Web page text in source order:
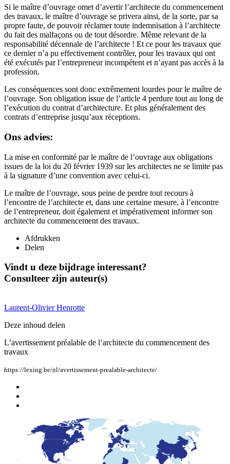
Si le maître d’ouvrage omet d’avertir l’architecte du commencement
des travaux, le maître d’ouvrage se privera ainsi, de la sorte, par sa
propre faute, de pouvoir réclamer toute indemnisation à l’architecte
du fait des malfaçons ou de tout désordre. Même relevant de la
responsabilité décennale de l’architecte ! Et ce pour les travaux que
ce dernier n’a pu effectivement contrôler, pour les travaux qui ont
été exécutés par l’entrepreneur incompétent et n’ayant pas accès à la
profession.
Les conséquences sont donc extrêmement lourdes pour le maître de
l’ouvrage. Son obligation issue de l’article 4 perdure tout au long de
l’exécution du contrat d’architecture. Et plus généralement des
contrats d’entreprise jusqu’aux réceptions.
Ons advies:
La mise en conformité par le maître de l’ouvrage aux obligations
issues de la loi du 20 février 1939 sur les architectes ne se limite pas
à la signature d’une convention avec celui-ci.
Le maître de l’ouvrage, sous peine de perdre tout recours à
l’encontre de l’architecte et, dans une certaine mesure, à l’encontre
de l’entrepreneur, doit également et impérativement informer son
architecte du commencement des travaux.
Afdrukken
Delen
Vindt u deze bijdrage interessant?
Consulteer zijn auteur(s)
Laurent-OlivierHenrotte
Deze inhoud delen
L’avertissement préalable de l’architecte du commencement des
travaux
https://lexing.be/nl/avertissement-prealable-architecte/